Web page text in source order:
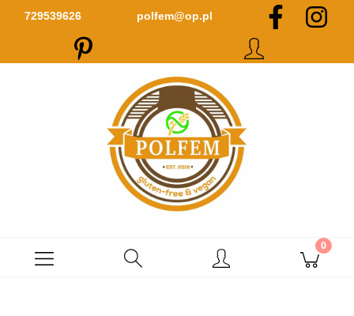
Zarejestruj się Zaloguj się
729539626 polfem@op.pl